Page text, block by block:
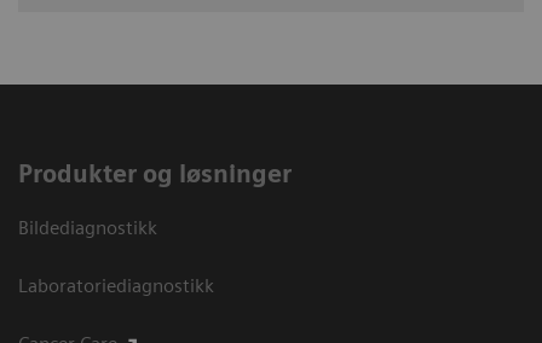
Produkter og løsninger
Bildediagnostikk
Laboratoriediagnostikk